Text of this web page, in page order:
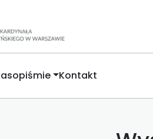
Kontakt